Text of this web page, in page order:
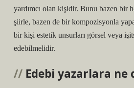
yardımcı olan kişidir. Bunu bazen bir
şiirle, bazen de bir kompozisyonla
bir kişi estetik unsurları görsel veya
edebilmelidir.
Edebi yazarlara ne